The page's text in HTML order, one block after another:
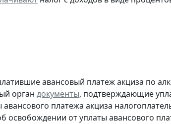
авансовый платеж акциза по
орган документы, подтверждающие
платежа акциза
освобождении от уплаты авансового